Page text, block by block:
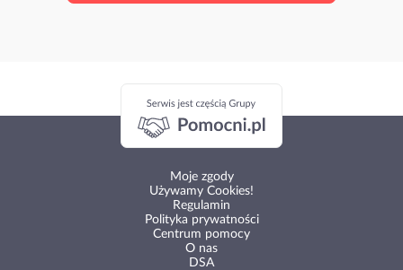
Moje zgody
Używamy Cookies!
Regulamin
Polityka prywatności
Centrum pomocy
O nas
DSA